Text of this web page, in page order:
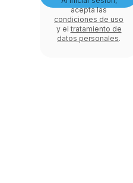
acepta las
condiciones de uso
y el tratamiento de
datos personales.